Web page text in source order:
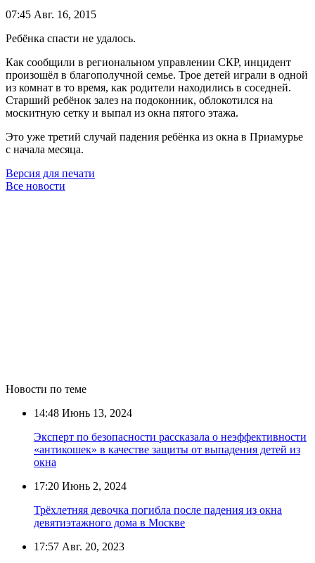
07:45 Авг. 16, 2015
Ребёнка спасти не удалось.
Как сообщили в региональном управлении СКР, инцидент
произошёл в благополучной семье. Трое детей играли в одной
из комнат в то время, как родители находились в соседней.
Старший ребёнок залез на подоконник, облокотился на
москитную сетку и выпал из окна пятого этажа.
Это уже третий случай падения ребёнка из окна в Приамурье
с начала месяца.
Версия для печати
Все новости
Новости по теме
14:48 Июнь 13, 2024
Эксперт по безопасности рассказала о неэффективности
«антикошек» в качестве защиты от выпадения детей из
окна
17:20 Июнь 2, 2024
Трёхлетняя девочка погибла после падения из окна
девятиэтажного дома в Москве
17:57 Авг. 20, 2023